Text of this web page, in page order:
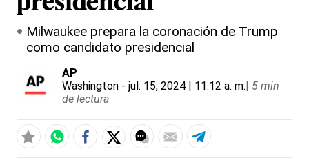
Milwaukee prepara la coronación de Trump
como candidato presidencial
AP
Washington - jul. 15, 2024 | 11:12 a. m.| 5 min
de lectura